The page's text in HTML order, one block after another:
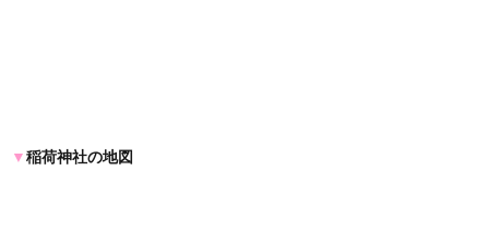
▼ 稲荷神社の地図